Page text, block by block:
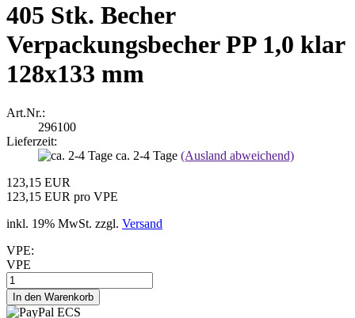
405 Stk. Becher
Verpackungsbecher PP 1,0 klar
128x133 mm
Art.Nr.:
296100
Lieferzeit:
ca. 2-4 Tage (Ausland abweichend)
123,15 EUR
123,15 EUR pro VPE
inkl. 19% MwSt. zzgl. Versand
VPE:
VPE